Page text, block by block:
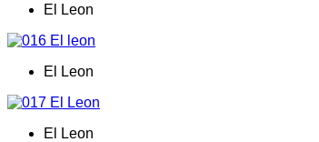
El Leon
El Leon
El Leon